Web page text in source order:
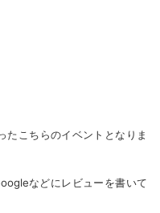
たこちらのイベントとなりま
などにレビューを書いて